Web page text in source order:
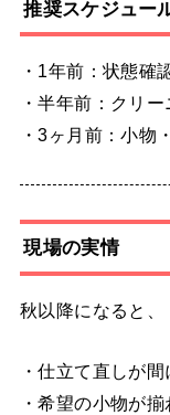
推奨スケジュー
・1年前：状態確
・半年前：クリ
・3ヶ月前：小物
現場の実情
秋以降になると、
・仕立て直しが
・希望の小物が揃